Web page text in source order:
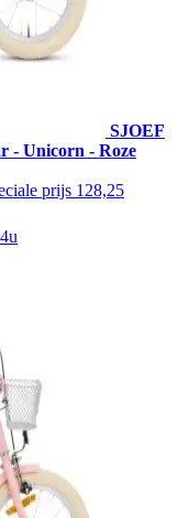
SJOEF
- Unicorn - Roze
prijs 128,25